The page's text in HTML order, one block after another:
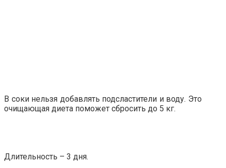
В соки нельзя добавлять подсластители и воду. Это
очищающая диета поможет сбросить до 5 кг.
Длительность – 3 дня.